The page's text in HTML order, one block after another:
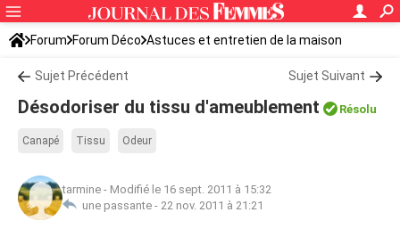
Forum Forum Déco Astuces et entretien de la maison
Sujet Précédent Sujet Suivant
Désodoriser du tissu d'ameublement Résolu
Canapé Tissu Odeur
tarmine - Modifié le 16 sept. 2011 à 15:32
une passante - 22 nov. 2011 à 21:21